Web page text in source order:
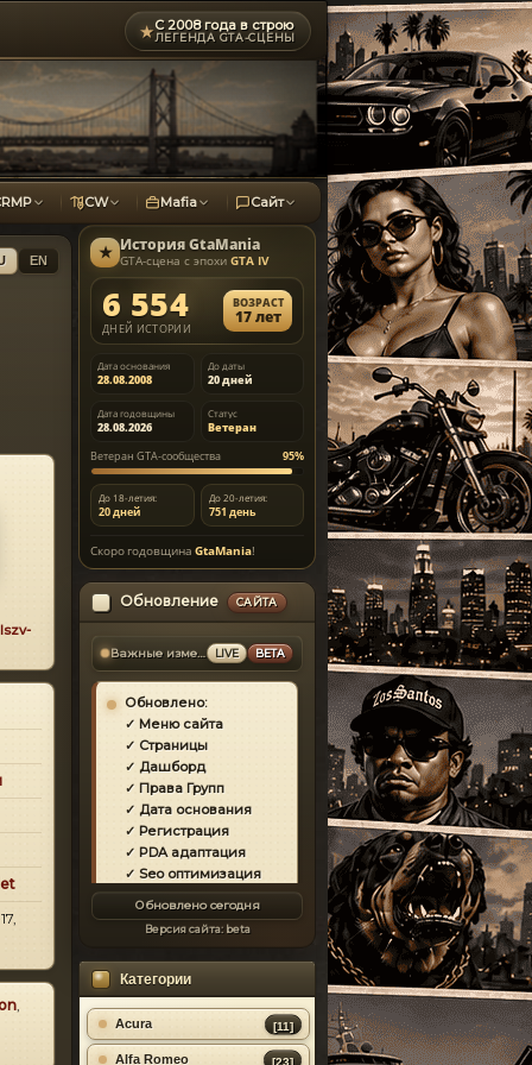
★С 2008 года в строю
ЛЕГЕНДА GTA-СЦЕНЫ
CW Mafia Сайт
EN
lszv-
,
★ ИсторияGtaMania
GTA-сцена с эпохи GTA IV
6 554
ДНЕЙ ИСТОРИИ
ВОЗРАСТ
17 лет
Дата основания
28.08.2008
До даты
20 дней
Дата годовщины
28.08.2026
Статус
Ветеран
Ветеран GTA-сообщества
95%
До 18-летия:
20 дней
До 20-летия:
751 день
Скоро годовщинаGtaMania!
Обновление САЙТА
Важные изменения LIVE BETA
Обновлено:
✓ Меню сайта
✓ Страницы
✓ Дашборд
✓ Права Групп
✓ Дата основания
✓ Регистрация
✓ PDA адаптация
✓ Seo оптимизация
✓ Загрузка страниц
✓ Моды
✓ Главная
✓ Репутация
✓ Золотой коммент
✓ Футер
✓ Форум
Обновлено сегодня
Версия сайта: beta
Категории
Acura [11]
Alfa Romeo [23]